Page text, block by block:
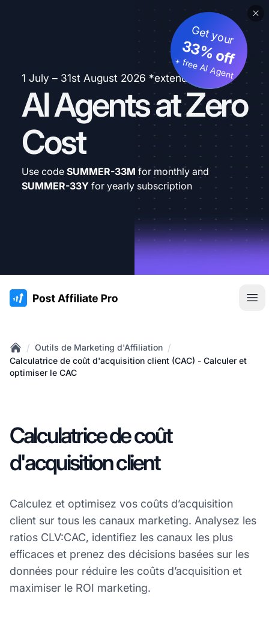
1 July – 31st August 2026 *extended
AI Agents at Zero
Cost
Get your
33% off
+ free AI Agent
Use code SUMMER-33M for monthly and
SUMMER-33Y for yearly subscription
:site.title
Home
/ Outils de Marketing d'Affiliation /
Calculatrice de coût d'acquisition client (CAC) - Calculer et
optimiser le CAC
Calculatrice de coût
d'acquisition client
Calculez et optimisez vos coûts d’acquisition
client sur tous les canaux marketing. Analysez les
ratios CLV:CAC, identifiez les canaux les plus
efficaces et prenez des décisions basées sur les
données pour réduire les coûts d’acquisition et
maximiser le ROI marketing.